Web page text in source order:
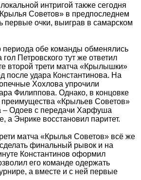
интригой также сегодня
Советов» в предпоследнем
первые очки, выиграв в самарском
периода обе команды обменялись
Петровского тут же ответил
второй трети матча «Крылышки»
после удара Константинова. На
Хохлова упрочили
Филиппова. Однако, в концовке
преимущества «Крыльев Советов»
– Одоев с передачи Харфуша
а Энрике восстановил паритет.
матча «Крылья Советов» всё же
финальный рывок и на
Константинов оформил
его команде одержать
а вместе и с ней первые